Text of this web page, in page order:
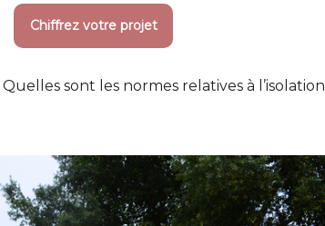
Chiffrez votre projet
Quelles sont les normes relatives à l’isolation